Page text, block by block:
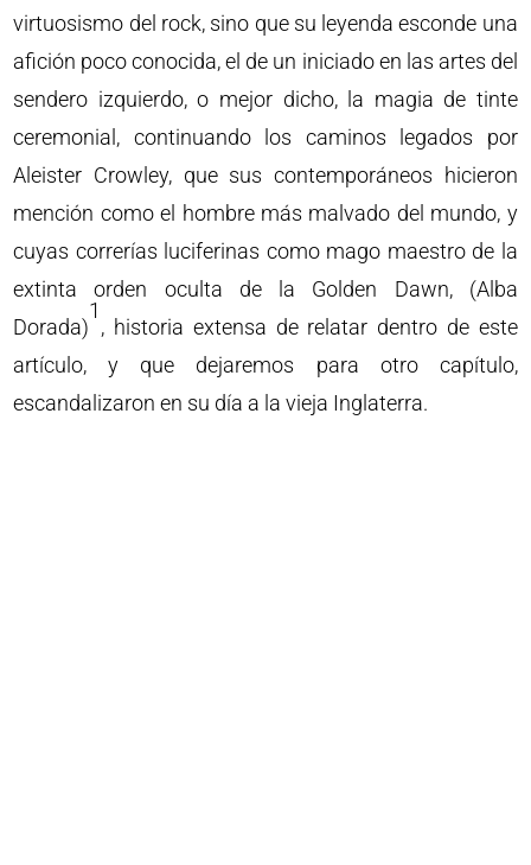
virtuosismo del rock, sino que su leyenda esconde una
afición poco conocida, el de un iniciado en las artes del
sendero izquierdo, o mejor dicho, la magia de tinte
ceremonial, continuando los caminos legados por
Aleister Crowley, que sus contemporáneos hicieron
mención como el hombre más malvado del mundo, y
cuyas correrías luciferinas como mago maestro de la
extinta orden oculta de la Golden Dawn, (Alba
Dorada)
1
, historia extensa de relatar dentro de este
artículo, y que dejaremos para otro capítulo,
escandalizaron en su día a la vieja Inglaterra.